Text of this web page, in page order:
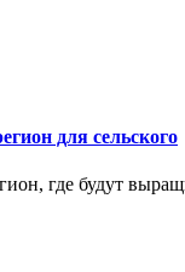
для сельского
где будут